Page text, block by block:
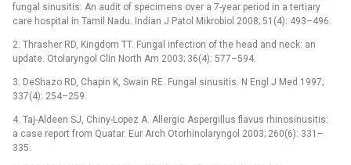
fungal sinusitis: An audit of specimens over a 7-year period in a tertiary
care hospital in Tamil Nadu. Indian J Patol Mikrobiol 2008; 51(4): 493–496.
2. Thrasher RD, Kingdom TT. Fungal infection of the head and neck: an
update. Otolaryngol Clin North Am 2003; 36(4): 577–594.
3. DeShazo RD, Chapin K, Swain RE. Fungal sinusitis. N Engl J Med 1997;
337(4): 254–259.
4. Taj-Aldeen SJ, Chiny-Lopez A. Allergic Aspergillus flavus rhinosinusitis:
a case report from Quatar. Eur Arch Otorhinolaryngol 2003; 260(6): 331–
335.